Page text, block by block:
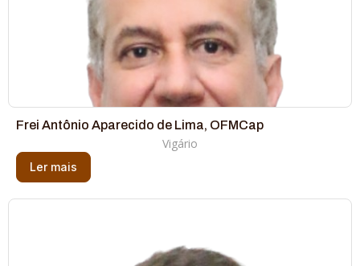
Frei Antônio Aparecido de Lima, OFMCap
Vigário
Ler mais